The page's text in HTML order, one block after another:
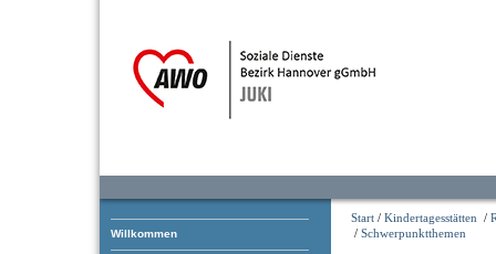
Willkommen
Start / Kindertagesstätten /
/ Schwerpunktthemen